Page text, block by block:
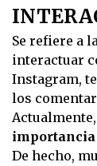
Se refiere a
interactuar
Instagram,
los
Actualmente,
importancia
De hecho,